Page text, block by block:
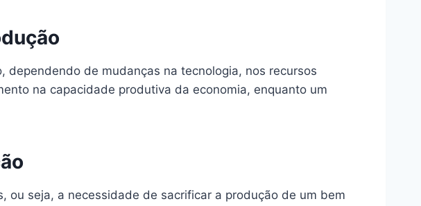
de mudanças na tecnologia, nos recursos
na capacidade produtiva da economia, enquanto um
seja, a necessidade de sacrificar a produção de um bem